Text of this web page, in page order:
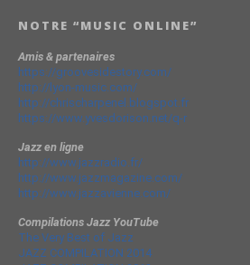
NOTRE “MUSIC ONLINE”
Amis & partenaires
https://groovesidestory.com/
http://lyon-music.com/
http://chrischarpenel.blogspot.fr
https://www.yvesdorison.net/q-r
Jazz en ligne
http://www.jazzradio.fr/
http://www.jazzmagazine.com/
http://www.jazzavienne.com/
Compilations Jazz YouTube
The Very Best of Jazz
JAZZ COMPILATION 2014